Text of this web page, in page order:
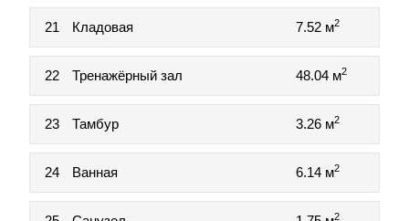
21 Кладовая 7.52 м2
22 Тренажёрный зал 48.04 м2
23 Тамбур 3.26 м2
24 Ванная 6.14 м2
2